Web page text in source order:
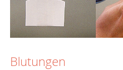
Blutungen